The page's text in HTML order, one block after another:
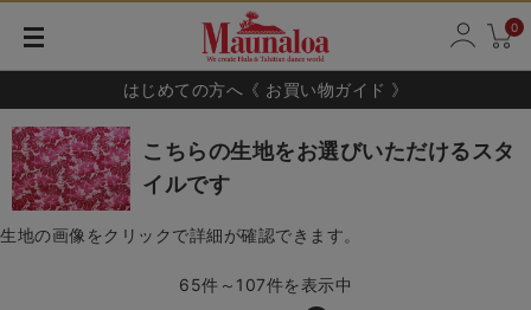
0
はじめての方へ《 お買い物ガイド 》
こちらの生地をお選びいただけるスタ
イルです
生地の画像をクリックで詳細が確認できます。
65件～107件を表示中